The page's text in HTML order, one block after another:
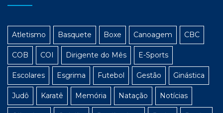
Atletismo Basquete Boxe Canoagem CBC
COB COI Dirigente do Mês E-Sports
Escolares Esgrima Futebol Gestão Ginástica
Judô Karatê Memória Natação Notícias